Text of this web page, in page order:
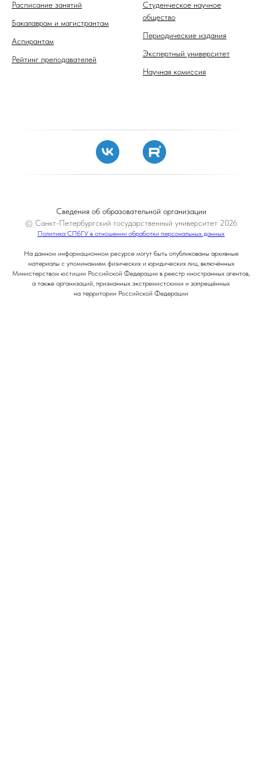
Расписание занятий
Бакалаврам и магистрантам
Аспирантам
Рейтинг преподавателей
Студенческое научное
общество
Периодические издания
Экспертный университет
Научная комиссия
Сведения об образовательной организации
© Санкт-Петербургский государственный университет 2026
Политика СПбГУ в отношении обработки персональных данных
На данном информационном ресурсе могут быть опубликованы архивные
материалы с упоминанием физических и юридических лиц, включённых
Министерством юстиции Российской Федерации в реестр иностранных агентов,
а также организаций, признанных экстремистскими и запрещённых
на территории Российской Федерации